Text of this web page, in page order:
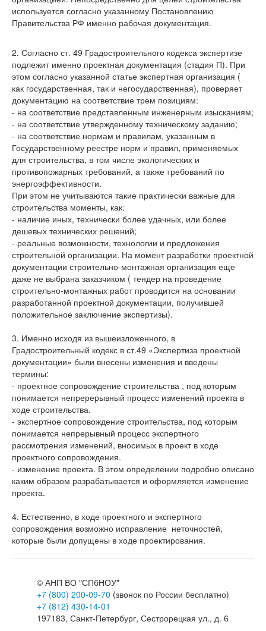
используется согласно указанному Постановлению
Правительства РФ именно рабочая документация.
2. Согласно ст. 49 Градостроительного кодекса экспертизе
подлежит именно проектная документация (стадия П). При
этом согласно указанной статье экспертная организация (
как государственная, так и негосударственная), проверяет
документацию на соответствие трем позициям:
- на соответствие представленным инженерным изысканиям;
- на соответствие утвержденному техническому заданию;
- на соответствие нормам и правилам, указанным в
Государственному реестре норм и правил, применяемых
для строительства, в том числе экологических и
противопожарных требований, а также требований по
энергоэффективности.
При этом не учитываются такие практически важные для
строительства моменты, как:
- наличие иных, технически более удачных, или более
дешевых технических решений;
- реальные возможности, технологии и предложения
строительной организации. На момент разработки проектной
документации строительно-монтажная организация еще
даже не выбрана заказчиком ( тендер на проведение
строительно-монтажных работ проводится на основании
разработанной проектной документации, получившей
положительное заключение экспертизы).
3. Именно исходя из вышеизложенного, в
Градостроительный кодекс в ст.49 «Экспертиза проектной
документации» были внесены изменения и введены
термины:
- проектное сопровождение строительства , под которым
понимается непререрывный процесс изменений проекта в
ходе строительства.
- экспертное сопровождение строительства, под которым
понимается непрерывный процесс экспертного
рассмотрения изменений, вносимых в проект в ходе
проектного сопровождения.
- изменение проекта. В этом определении подробно описано
каким образом разрабатывается и оформляется изменение
проекта.
4. Естественно, в ходе проектного и экспертного
сопровождения возможно исправление неточностей,
которые были допущены в ходе проектирования.
© АНП ВО "СПбНОУ"
+7 (800) 200-09-70 (звонок по России бесплатно)
+7 (812) 430-14-01
197183, Санкт-Петербург, Сестрорецкая ул., д. 6